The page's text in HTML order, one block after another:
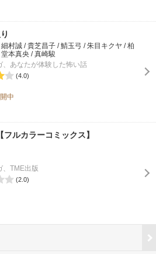
村誠 / 貴芝昌子 / 鯖玉弓 / 朱目キクヤ / 柏
本真央 / 真崎駿
、あなたが体験した怖い話
(4.0)
中
フルカラーコミックス】
、TME出版
(2.0)